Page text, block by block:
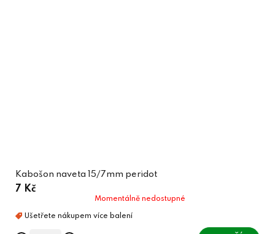
Kabošon naveta 15/7mm peridot
7 Kč
Momentálně nedostupné